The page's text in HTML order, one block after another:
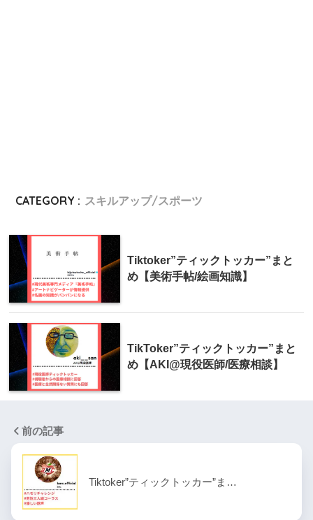
CATEGORY : スキルアップ/スポーツ
Tiktoker”ティックトッカー”まと
め【美術手帖/絵画知識】
TikToker”ティックトッカー”まと
め【AKI@現役医師/医療相談】
前の記事
Tiktoker”ティックトッカー”ま…